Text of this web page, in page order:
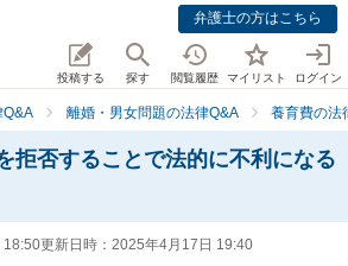
弁護士の方はこちら
投稿する 探す 閲覧履歴 マイリスト ログイン
Q&A 離婚・男女問題の法律Q&A 養育費の法
拒否することで法的に不利になる
18:50更新日時： 2025年4月17日 19:40